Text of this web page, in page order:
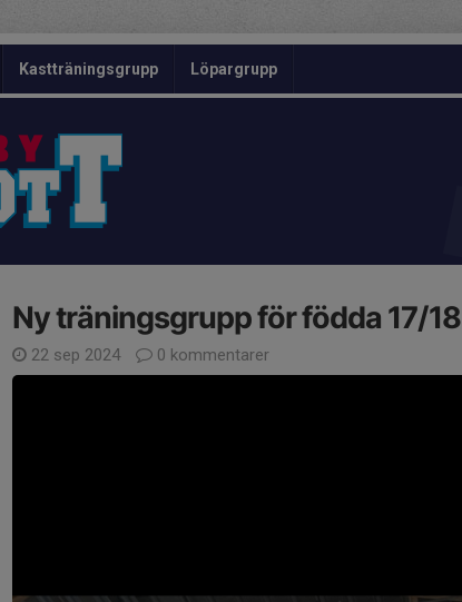
Kastträningsgrupp Löpargrupp
Ny träningsgrupp för födda 17/18
22 sep 2024 0 kommentarer